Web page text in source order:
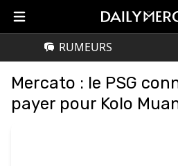
RUMEURS
Mercato : le PSG
payer pour Kolo